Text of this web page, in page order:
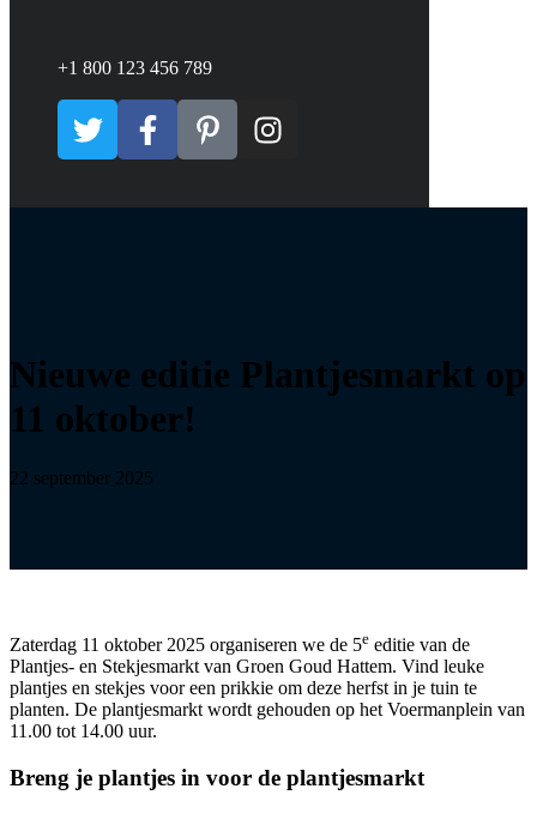
+1 800 123 456 789
Nieuwe editie Plantjesmarkt op
11 oktober!
22 september 2025
Zaterdag 11 oktober 2025 organiseren we de 5e editie van de
Plantjes- en Stekjesmarkt van Groen Goud Hattem. Vind leuke
plantjes en stekjes voor een prikkie om deze herfst in je tuin te
planten. De plantjesmarkt wordt gehouden op het Voermanplein van
11.00 tot 14.00 uur.
Breng je plantjes in voor de plantjesmarkt